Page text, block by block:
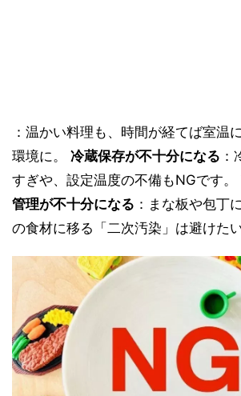
：温かい料理も、時間が経てば室温
環境に。 冷蔵保存が不十分になる
すぎや、設定温度の不備もNGです。
管理が不十分になる ：まな板や包丁
の食材に移る「二次汚染」は避けたい